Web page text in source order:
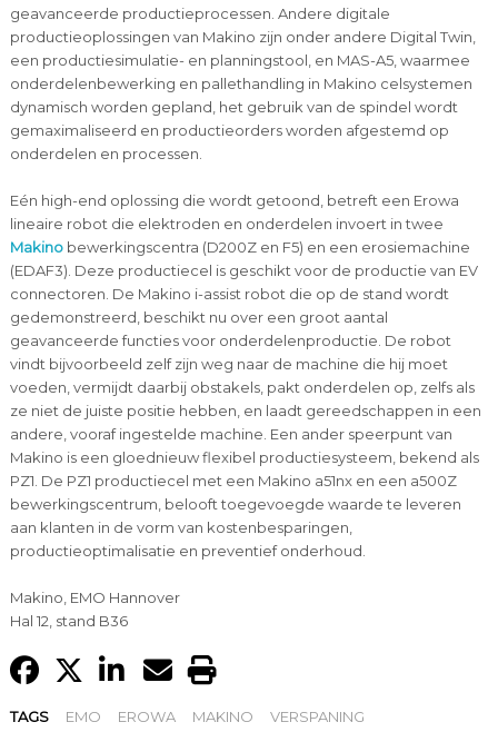
geavanceerde productieprocessen. Andere digitale
productieoplossingen van Makino zijn onder andere Digital Twin,
een productiesimulatie- en planningstool, en MAS-A5, waarmee
onderdelenbewerking en pallethandling in Makino celsystemen
dynamisch worden gepland, het gebruik van de spindel wordt
gemaximaliseerd en productieorders worden afgestemd op
onderdelen en processen.
Eén high-end oplossing die wordt getoond, betreft een Erowa
lineaire robot die elektroden en onderdelen invoert in twee
Makinobewerkingscentra (D200Z en F5) en een erosiemachine
(EDAF3). Deze productiecel is geschikt voor de productie van EV
connectoren. De Makino i-assist robot die op de stand wordt
gedemonstreerd, beschikt nu over een groot aantal
geavanceerde functies voor onderdelenproductie. De robot
vindt bijvoorbeeld zelf zijn weg naar de machine die hij moet
voeden, vermijdt daarbij obstakels, pakt onderdelen op, zelfs als
ze niet de juiste positie hebben, en laadt gereedschappen in een
andere, vooraf ingestelde machine. Een ander speerpunt van
Makino is een gloednieuw flexibel productiesysteem, bekend als
PZ1. De PZ1 productiecel met een Makino a51nx en een a500Z
bewerkingscentrum, belooft toegevoegde waarde te leveren
aan klanten in de vorm van kostenbesparingen,
productieoptimalisatie en preventief onderhoud.
Makino, EMO Hannover
Hal 12, stand B36
TAGS EMO EROWA MAKINO VERSPANING